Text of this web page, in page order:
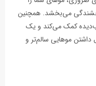
می‌بخشد. همچنین
کمک می‌کند و یک
داشتن موهایی سالم‌تر و